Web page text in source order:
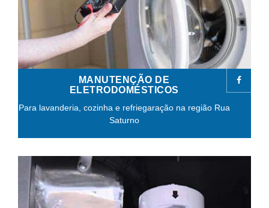
MANUTENÇÃO DE
ELETRODOMÉSTICOS
Para lavanderia, cozinha e refriegaração na região Rua
Saturno